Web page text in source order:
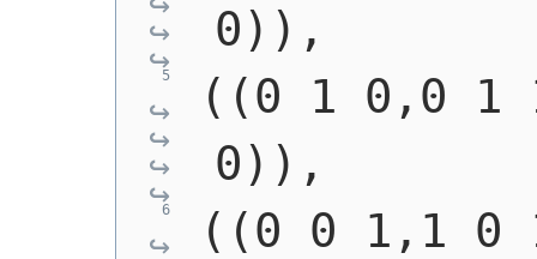
0)),
((0 1 0,0 1
0)),
((0 0 1,1 0